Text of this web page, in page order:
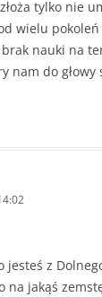
tylko nie
wielu
nauki na
nam do głowy
jesteś z
na jakąś